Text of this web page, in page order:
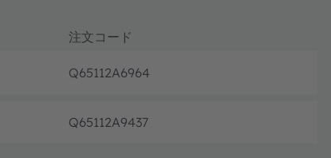
注文コード
Q65112A6964
Q65112A9437